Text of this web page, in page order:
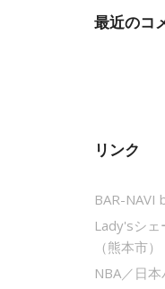
最近のコ
リンク
BAR-NAVI
Lady'sシェ
（熊本市）
NBA／日